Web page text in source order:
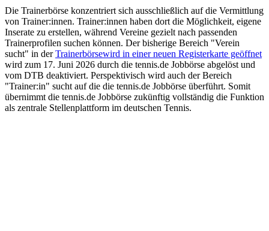
Die Trainerbörse konzentriert sich ausschließlich auf die Vermittlung
von Trainer:innen. Trainer:innen haben dort die Möglichkeit, eigene
Inserate zu erstellen, während Vereine gezielt nach passenden
Trainerprofilen suchen können. Der bisherige Bereich "Verein
sucht" in derTrainerbörsewird in einer neuen Registerkarte geöffnet
wird zum 17. Juni 2026 durch die tennis.de Jobbörse abgelöst und
vom DTB deaktiviert. Perspektivisch wird auch der Bereich
"Trainer:in" sucht auf die die tennis.de Jobbörse überführt. Somit
übernimmt die tennis.de Jobbörse zukünftig vollständig die Funktion
als zentrale Stellenplattform im deutschen Tennis.